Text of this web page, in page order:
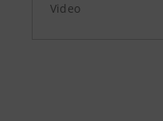
Video